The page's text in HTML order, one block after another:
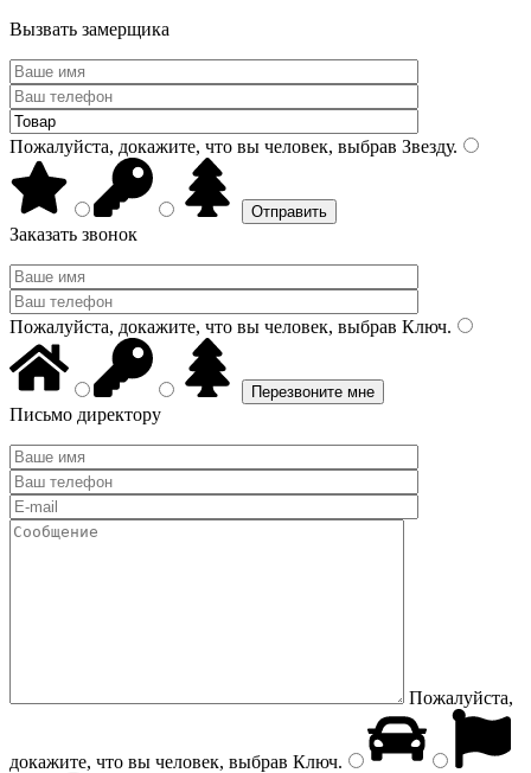
Вызвать замерщика
Пожалуйста, докажите, что вы человек, выбрав Звезду.
Заказать звонок
Пожалуйста, докажите, что вы человек, выбрав Ключ.
Письмо директору
Пожалуйста,
докажите, что вы человек, выбрав Ключ.